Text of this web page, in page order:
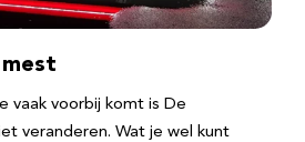
vaak voorbij komt is De
veranderen. Wat je wel kunt